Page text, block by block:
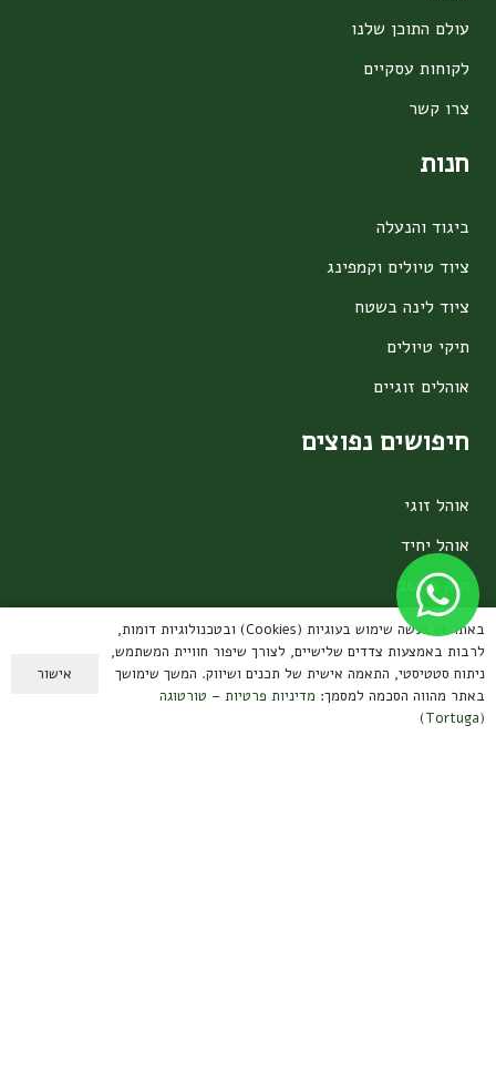
עולם התוכן שלנו
לקוחות עסקיים
צרו קשר
חנות
ביגוד והנעלה
ציוד טיולים וקמפינג
ציוד לינה בשטח
תיקי טיולים
אוהלים זוגיים
חיפושים נפוצים
אוהל זוגי
אוהל יחיד
תיק מחשב
תיקי טיולים 60 ליטר
תיקים מתקפלים
ערכות קפה
באתר זה נעשה שימוש בעוגיות (Cookies) ובטכנולוגיות דומות,
לרבות באמצעות צדדים שלישיים, לצורך שיפור חוויית המשתמש,
ניתוח סטטיסטי, התאמה אישית של תכנים ושיווק. המשך שימושך
באתר מהווה הסכמה למסמך: מדיניות פרטיות – טורטוגה
(Tortuga)
אישור